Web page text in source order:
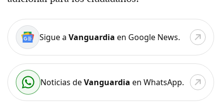
Sigue a Vanguardia en Google News.
Noticias deVanguardia en WhatsApp.